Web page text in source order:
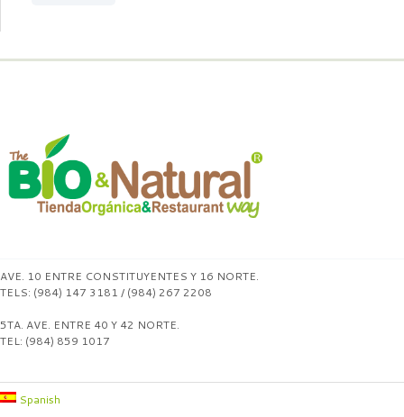
AVE. 10 ENTRE CONSTITUYENTES Y 16 NORTE.
TELS: (984) 147 3181 / (984) 267 2208
5TA. AVE. ENTRE 40 Y 42 NORTE.
TEL: (984) 859 1017
Spanish